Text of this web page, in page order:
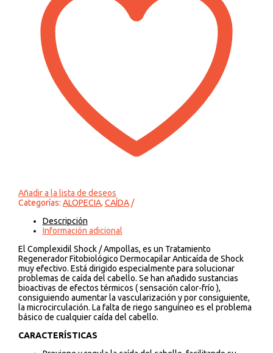
Añadir a la lista de deseos
Categorías: ALOPECIA, CAÍDA
Descripción
Información adicional
El Complexidil Shock / Ampollas, es un Tratamiento
Regenerador Fitobiológico Dermocapilar Anticaída de Shock
muy efectivo. Está dirigido especialmente para solucionar
problemas de caída del cabello. Se han añadido sustancias
bioactivas de efectos térmicos ( sensación calor-frío ),
consiguiendo aumentar la vascularización y por consiguiente,
la microcirculación. La falta de riego sanguíneo es el problema
básico de cualquier caída del cabello.
CARACTERÍSTICAS